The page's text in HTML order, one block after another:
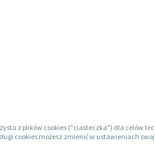
z plików cookies ("ciasteczka") dla celów
cookies możesz zmienić w ustawieniach